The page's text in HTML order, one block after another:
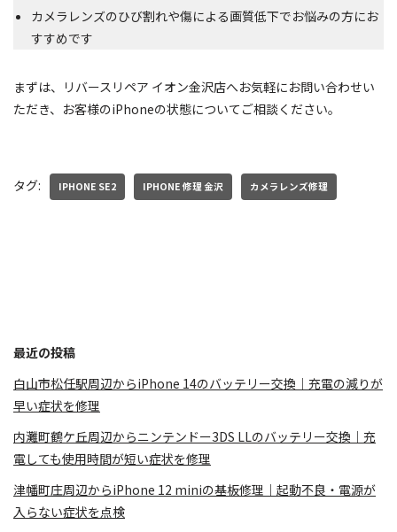
カメラレンズのひび割れや傷による画質低下でお悩みの方にお
すすめです
まずは、リバースリペア イオン金沢店へお気軽にお問い合わせい
ただき、お客様のiPhoneの状態についてご相談ください。
タグ: IPHONE SE2 IPHONE 修理 金沢 カメラレンズ修理
最近の投稿
白山市松任駅周辺からiPhone 14のバッテリー交換｜充電の減りが
早い症状を修理
内灘町鶴ケ丘周辺からニンテンドー3DS LLのバッテリー交換｜充
電しても使用時間が短い症状を修理
津幡町庄周辺からiPhone 12 miniの基板修理｜起動不良・電源が
入らない症状を点検